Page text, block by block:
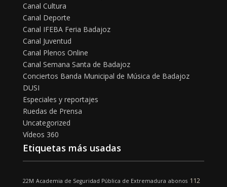
Canal Cultura
Canal Deporte
Canal IFEBA Feria Badajoz
Canal Juventud
Canal Plenos Online
Canal Semana Santa de Badajoz
Conciertos Banda Municipal de Música de Badajoz
DUSI
Especiales y reportajes
Ruedas de Prensa
Uncategorized
Vídeos 360
Etiquetas más usadas
22M Academia de Seguridad Pública de Extremadura abonos 112